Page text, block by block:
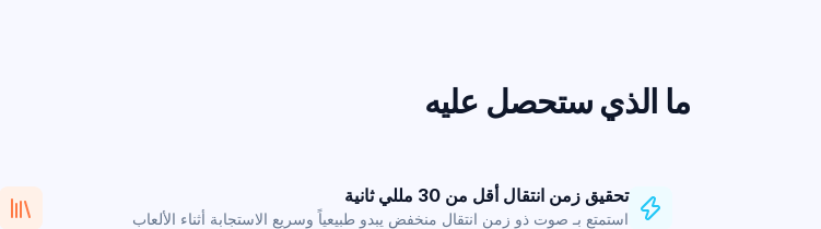
ما الذي ستحصل عليه
تحقيق زمن انتقال أقل من 30 مللي ثانية
استمتع بـ صوت ذو زمن انتقال منخفض يبدو طبيعياً وسريع الاستجابة أثناء الألعاب